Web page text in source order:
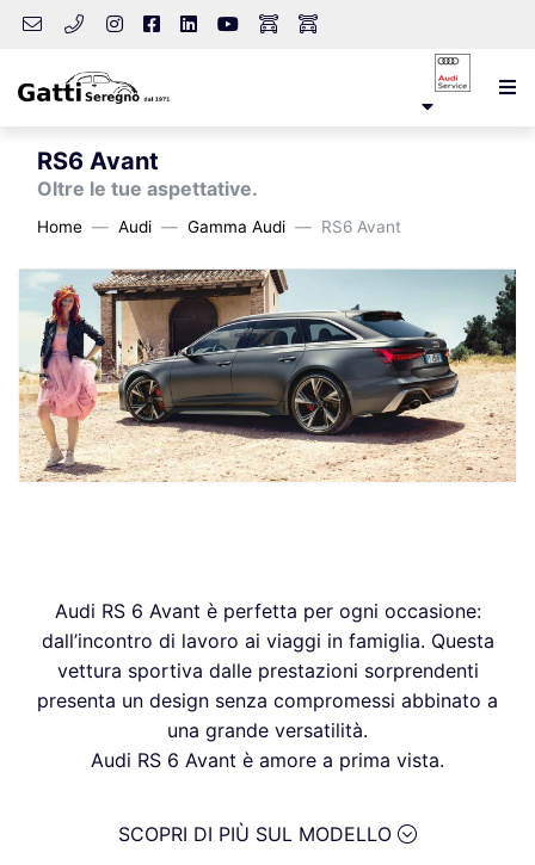
RS6 Avant
Oltre le tue aspettative.
Home Audi Gamma Audi RS6 Avant
Audi RS 6 Avant è perfetta per ogni occasione:
dall’incontro di lavoro ai viaggi in famiglia. Questa
vettura sportiva dalle prestazioni sorprendenti
presenta un design senza compromessi abbinato a
una grande versatilità.
Audi RS 6 Avant è amore a prima vista.
SCOPRI DI PIÙ SUL MODELLO